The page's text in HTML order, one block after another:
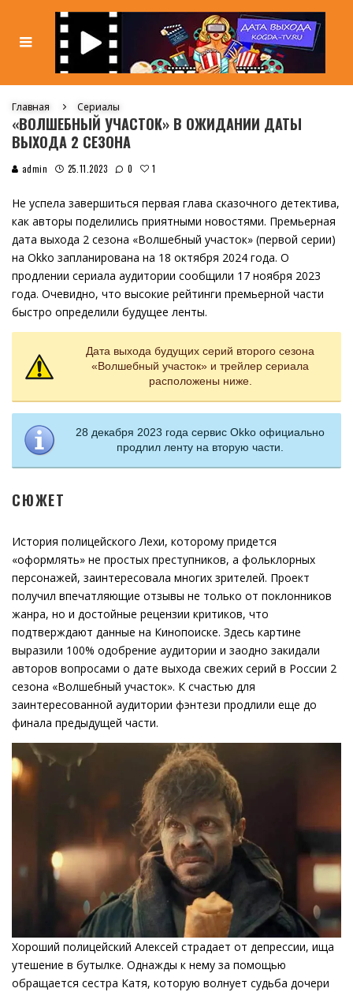
Главная Сериалы
«ВОЛШЕБНЫЙ УЧАСТОК» В ОЖИДАНИИ ДАТЫ
ВЫХОДА 2 СЕЗОНА
admin 25.11.2023 0 1
Не успела завершиться первая глава сказочного детектива,
как авторы поделились приятными новостями. Премьерная
дата выхода 2 сезона «Волшебный участок» (первой серии)
на Okko запланирована на 18 октября 2024 года. О
продлении сериала аудитории сообщили 17 ноября 2023
года. Очевидно, что высокие рейтинги премьерной части
быстро определили будущее ленты.
Дата выхода будущих серий второго сезона
«Волшебный участок» и трейлер сериала
расположены ниже.
28 декабря 2023 года сервис Okko официально
продлил ленту на вторую части.
СЮЖЕТ
История полицейского Лехи, которому придется
«оформлять» не простых преступников, а фольклорных
персонажей, заинтересовала многих зрителей. Проект
получил впечатляющие отзывы не только от поклонников
жанра, но и достойные рецензии критиков, что
подтверждают данные на Кинопоиске. Здесь картине
выразили 100% одобрение аудитории и заодно закидали
авторов вопросами о дате выхода свежих серий в России 2
сезона «Волшебный участок». К счастью для
заинтересованной аудитории фэнтези продлили еще до
финала предыдущей части.
Хороший полицейский Алексей страдает от депрессии, ища
утешение в бутылке. Однажды к нему за помощью
обращается сестра Катя, которую волнует судьба дочери